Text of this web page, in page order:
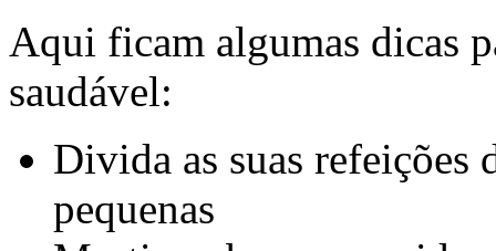
Aqui ficam algumas dicas
saudável:
Divida as suas refeições
pequenas